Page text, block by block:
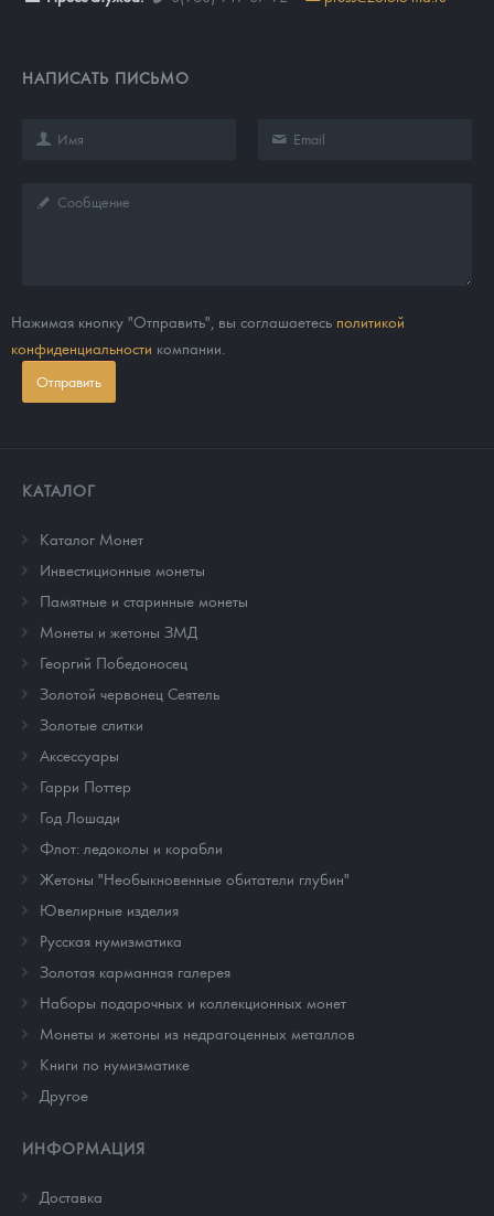
НАПИСАТЬ ПИСЬМО
Нажимая кнопку "Отправить", вы соглашаетесь политикой
конфиденциальности компании.
Отправить
КАТАЛОГ
Каталог Монет
Инвестиционные монеты
Памятные и старинные монеты
Монеты и жетоны ЗМД
Георгий Победоносец
Золотой червонец Сеятель
Золотые слитки
Аксессуары
Гарри Поттер
Год Лошади
Флот: ледоколы и корабли
Жетоны "Необыкновенные обитатели глубин"
Ювелирные изделия
Русская нумизматика
Золотая карманная галерея
Наборы подарочных и коллекционных монет
Монеты и жетоны из недрагоценных металлов
Книги по нумизматике
Другое
ИНФОРМАЦИЯ
Доставка